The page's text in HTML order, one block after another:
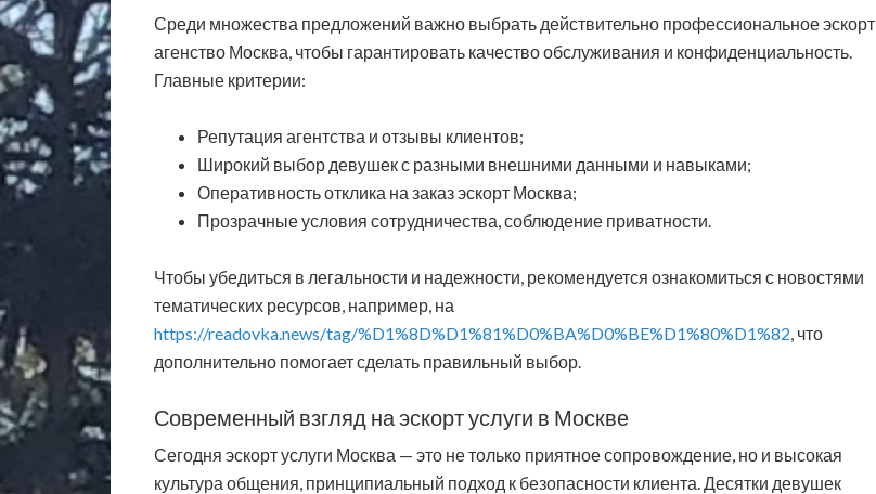
Среди множества предложений важно выбрать действительно профессиональное эскорт
агенство Москва, чтобы гарантировать качество обслуживания и конфиденциальность.
Главные критерии:
Репутация агентства и отзывы клиентов;
Широкий выбор девушек с разными внешними данными и навыками;
Оперативность отклика на заказ эскорт Москва;
Прозрачные условия сотрудничества, соблюдение приватности.
Чтобы убедиться в легальности и надежности, рекомендуется ознакомиться с новостями
тематических ресурсов, например, на
https://readovka.news/tag/%D1%8D%D1%81%D0%BA%D0%BE%D1%80%D1%82, что
дополнительно помогает сделать правильный выбор.
Современный взгляд на эскорт услуги в Москве
Сегодня эскорт услуги Москва — это не только приятное сопровождение, но и высокая
культура общения, принципиальный подход к безопасности клиента. Десятки девушек